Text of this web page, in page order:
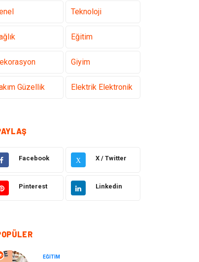
Teknoloji
Eğitim
Giyim
Güzellik Elektrik Elektronik
&
Otomotiv
Facebook X X / Twitter
Pinterest Linkedin
EĞITIM